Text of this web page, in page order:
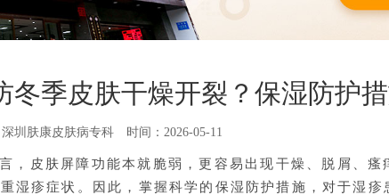
冬季皮肤干燥开裂？保湿防护
深圳肤康皮肤病专科 时间：2026-05-11
，皮肤屏障功能本就脆弱，更容易出现干燥、脱屑、瘙
湿疹症状。因此，掌握科学的保湿防护措施，对于湿疹